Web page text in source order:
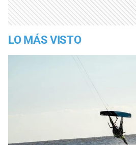
LO MÁS VISTO